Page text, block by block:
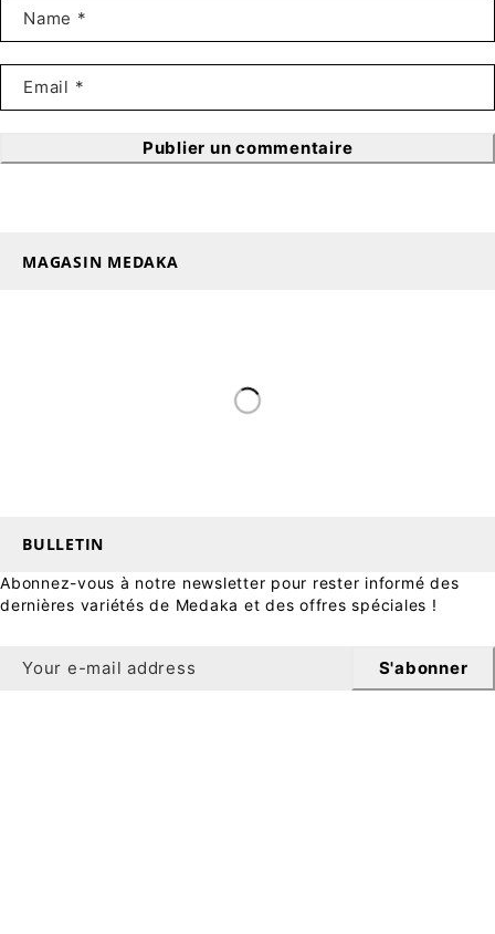
Publier un commentaire
MAGASIN MEDAKA
BULLETIN
Abonnez-vous à notre newsletter pour rester informé des
dernières variétés de Medaka et des offres spéciales !
S'abonner